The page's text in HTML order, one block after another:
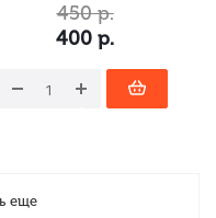
400 р.
450р.
еще